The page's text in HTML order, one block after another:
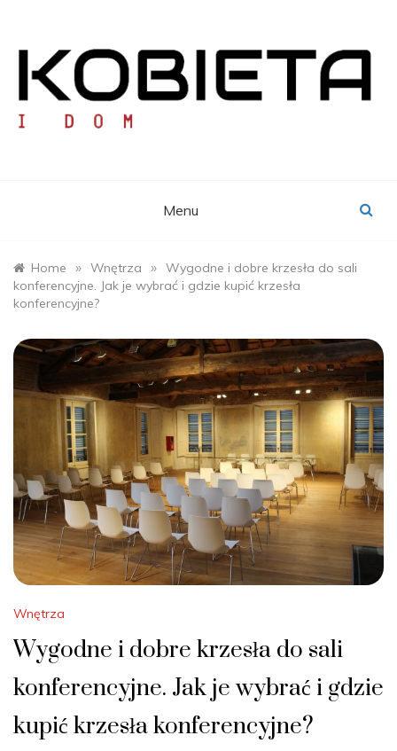
Menu
Home » Wnętrza » Wygodne i dobre krzesła do sali
konferencyjne. Jak je wybrać i gdzie kupić krzesła
konferencyjne?
Wnętrza
Wygodne i dobre krzesła do sali
konferencyjne. Jak je wybrać i gdzie
kupić krzesła konferencyjne?